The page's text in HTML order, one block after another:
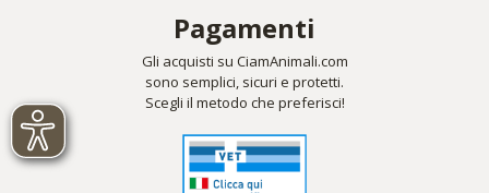
Pagamenti
Gli acquisti su CiamAnimali.com
sono semplici, sicuri e protetti.
Scegli il metodo che preferisci!